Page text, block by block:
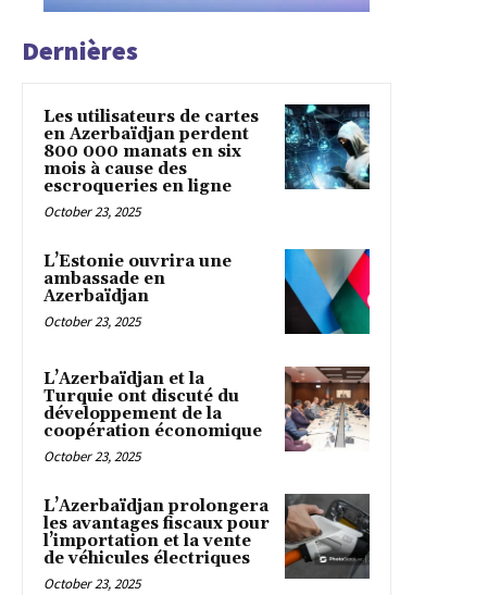
Dernières
Les utilisateurs de cartes
en Azerbaïdjan perdent
800 000 manats en six
mois à cause des
escroqueries en ligne
October 23, 2025
L’Estonie ouvrira une
ambassade en
Azerbaïdjan
October 23, 2025
L’Azerbaïdjan et la
Turquie ont discuté du
développement de la
coopération économique
October 23, 2025
L’Azerbaïdjan prolongera
les avantages fiscaux pour
l’importation et la vente
de véhicules électriques
October 23, 2025